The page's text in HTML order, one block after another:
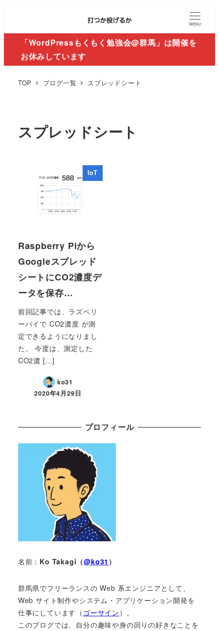
MENU
「WordPressもくもく勉強会@群馬」は開催を
お休みしています
TOP ブログ一覧 スプレッドシート
スプレッドシート
IoT
Raspberry Piから
Googleスプレッド
シートにCO2濃度デ
ータを保存…
前回記事では、ラズベリ
ーパイで CO2濃度 が測
定できるようになりまし
た。 今度は、測定した
CO2濃 […]
ko31
2020年4月29日
プロフィール
名前： Ko Takagi（@ko31 ）
群馬県でフリーランスの Web 系エンジニアとして、
Web サイト制作やシステム・アプリケーション開発を
仕事にしています（ ゴーサイン ）。
このブログでは、自分の趣味や身の回りの好きなことを